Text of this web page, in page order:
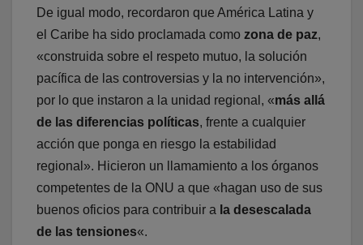
De igual modo, recordaron que América Latina y
el Caribe ha sido proclamada como zona de paz,
«construida sobre el respeto mutuo, la solución
pacífica de las controversias y la no intervención»,
por lo que instaron a la unidad regional, «más allá
de las diferencias políticas, frente a cualquier
acción que ponga en riesgo la estabilidad
regional». Hicieron un llamamiento a los órganos
competentes de la ONU a que «hagan uso de sus
buenos oficios para contribuir a la desescalada
de las tensiones«.